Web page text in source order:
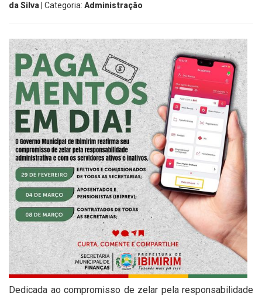
da Silva | Categoria: Administração
Dedicada ao compromisso de zelar pela responsabilidade